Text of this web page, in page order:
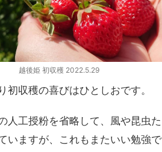
越後姫 初収穫 2022.5.29
収穫の喜びはひとしおです。
工授粉を省略して、風や昆虫
ますが、これもまたいい勉強で